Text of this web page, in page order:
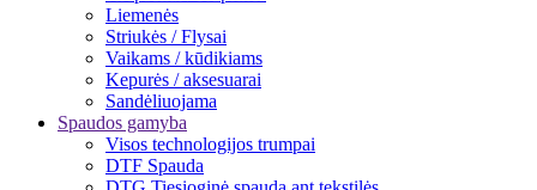
Liemenės
Striukės / Flysai
Vaikams / kūdikiams
Kepurės / aksesuarai
Sandėliuojama
Spaudos gamyba
Visos technologijos trumpai
DTF Spauda